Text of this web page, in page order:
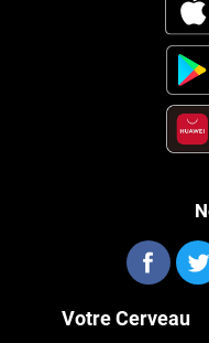
Votre Cerveau